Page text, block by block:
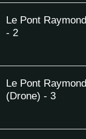
Le Pont
- 2
Le Pont
(Drone) - 3